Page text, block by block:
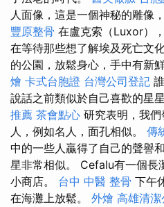
人面像，這是一個神秘的雕像
豐原整骨 在盧克索（Luxor）
在等待那些想了解埃及死亡文
的公園，放鬆身心，手中有新
燴 卡式台胞證 台灣公司登記
說話之前類似於自己喜歡的星
推薦 茶會點心 研究表明，我
人，例如名人，面孔相似。 傳
中的一些人贏得了自己的聲譽
星非常相似。 Cefalu有一個長
小商店。 台中 中醫 整骨 下午
在海灘上放鬆。 外燴 高雄清潔